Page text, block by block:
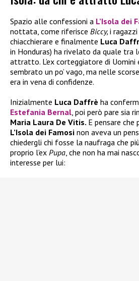
Spazio alle confessioni a L’Isola dei
nottata, come riferisce Biccy, i
chiacchierare e finalmente Luca
in Honduras) ha rivelato da quale tra
attratto. L’ex corteggiatore di Uomini
sembrato un po’ vago, ma nelle
era in vena di confidenze.
Inizialmente Luca Daffrè ha
Estefania Bernal, poi però pare sia
Maria Laura De Vitis. E pensare che
L’Isola dei Famosi non aveva un
chiedergli chi fosse la naufraga che
proprio l’ex Pupa, che non ha mai
interesse per lui: